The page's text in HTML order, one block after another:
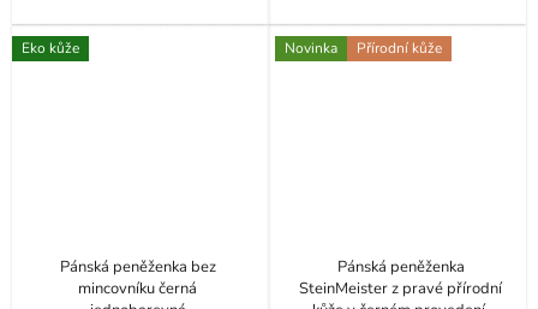
Eko kůže
Pánská peněženka bez
mincovníku černá
Novinka Přírodní kůže
Pánská peněženka
SteinMeister z pravé přírodní